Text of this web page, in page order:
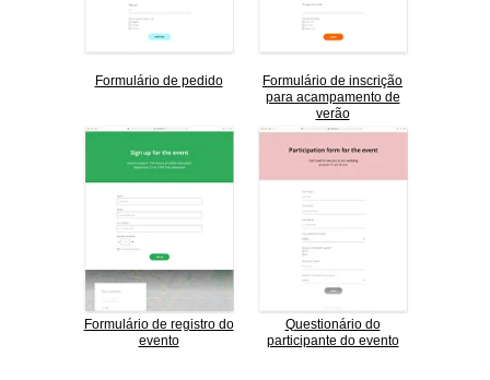
Formulário de pedido
Formulário de inscrição
para acampamento de
verão
Formulário de registro do
evento
Questionário do
participante do evento